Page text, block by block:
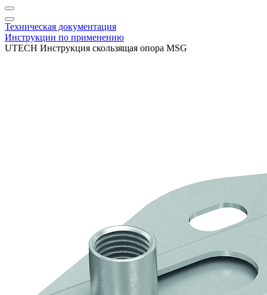
Техническая документация
Инструкции по применению
UTECH Инструкция скользящая опора MSG